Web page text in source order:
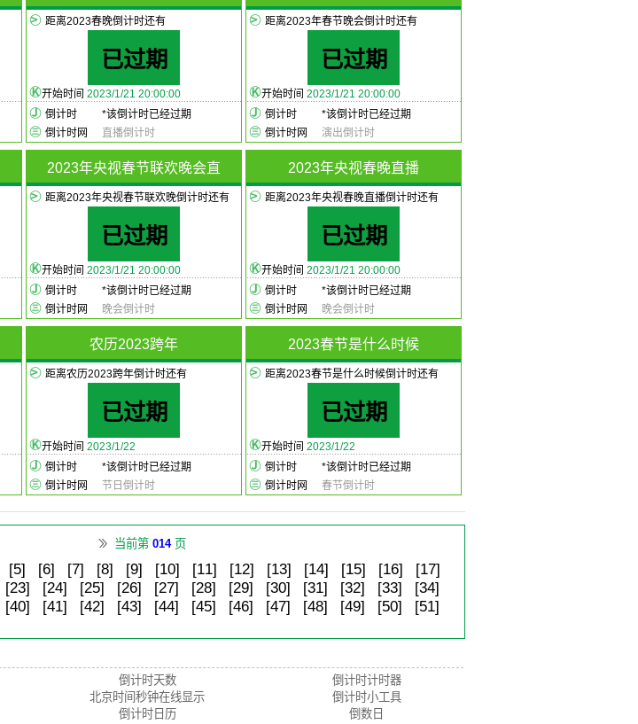
距离2023春晚倒计时还有
已过期
开始时间 2023/1/21 20:00:00
倒计时
*该倒计时已经过期
倒计时网
直播倒计时
距离2023年春节晚会倒计时还有
已过期
开始时间 2023/1/21 20:00:00
倒计时
*该倒计时已经过期
倒计时网
演出倒计时
2023年央视春节联欢晚会直
距离2023年央视春节联欢晚倒计时还有
已过期
开始时间 2023/1/21 20:00:00
倒计时
*该倒计时已经过期
倒计时网
晚会倒计时
2023年央视春晚直播
距离2023年央视春晚直播倒计时还有
已过期
开始时间 2023/1/21 20:00:00
倒计时
*该倒计时已经过期
倒计时网
晚会倒计时
农历2023跨年
距离农历2023跨年倒计时还有
已过期
开始时间 2023/1/22
倒计时
*该倒计时已经过期
倒计时网
节日倒计时
2023春节是什么时候
距离2023春节是什么时候倒计时还有
已过期
开始时间 2023/1/22
倒计时
*该倒计时已经过期
倒计时网
春节倒计时
当前第 014 页
[5] [6] [7] [8] [9] [10] [11] [12] [13] [14] [15] [16]
[17]
[23] [24] [25] [26] [27] [28] [29] [30] [31] [32] [33]
[34]
[40] [41] [42] [43] [44] [45] [46] [47] [48] [49] [50]
[51]
倒计时天数
北京时间秒钟在线显示
倒计时日历
倒计时计时器
倒计时小工具
倒数日